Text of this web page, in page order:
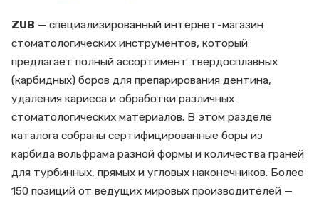
ZUB — специализированный интернет-магазин
стоматологических инструментов, который
предлагает полный ассортимент твердосплавных
(карбидных) боров для препарирования дентина,
удаления кариеса и обработки различных
стоматологических материалов. В этом разделе
каталога собраны сертифицированные боры из
карбида вольфрама разной формы и количества граней
для турбинных, прямых и угловых наконечников. Более
150 позиций от ведущих мировых производителей —